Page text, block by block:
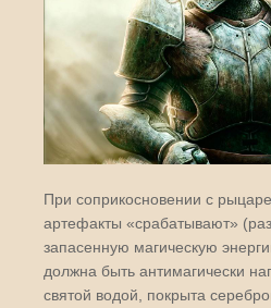
При соприкосновении с
артефакты «срабатывают»
запасенную магическую
должна быть антимагически
святой водой, покрыта